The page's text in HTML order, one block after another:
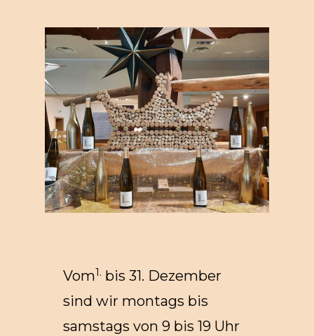
Vom1. bis 31. Dezember
sind wir montags bis
samstags von 9 bis 19 Uhr